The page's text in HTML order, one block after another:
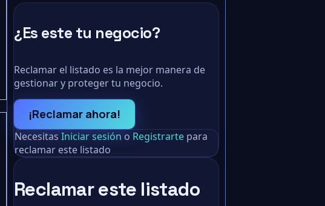
¿Es este tu negocio?
Reclamar el listado es la mejor manera de
gestionar y proteger tu negocio.
¡Reclamar ahora!
Necesitas Iniciar sesión o Registrarte para
reclamar este listado
Reclamar este listado